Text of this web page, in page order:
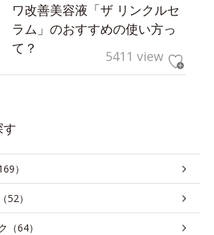
ワ改善美容液「ザ リンクルセ
ラム」のおすすめの使い方っ
て？
5411 view
す
）
52）
（64）